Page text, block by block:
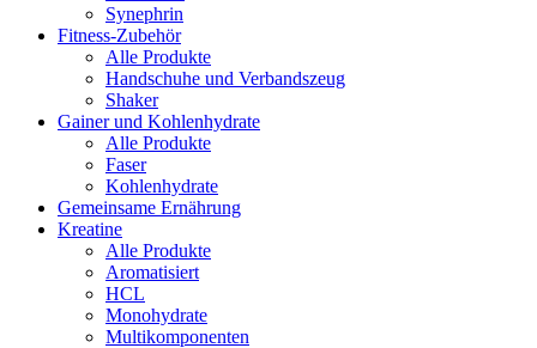
Synephrin
Fitness-Zubehör
Alle Produkte
Handschuhe und Verbandszeug
Shaker
Gainer und Kohlenhydrate
Alle Produkte
Faser
Kohlenhydrate
Gemeinsame Ernährung
Kreatine
Alle Produkte
Aromatisiert
HCL
Monohydrate
Multikomponenten